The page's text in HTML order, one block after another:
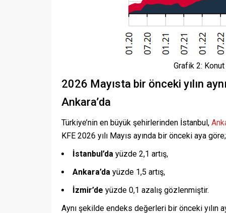
Grafik 2:
2026 Mayısta bir önceki yılın
Ankara’da
Türkiye’nin en büyük şehirlerinden İstanbul,
KFE 2026 yılı Mayıs ayında bir önceki aya göre;
İstanbul’da yüzde 2,1 artış,
Ankara’da yüzde 1,5 artış,
İzmir’de yüzde 0,1 azalış gözlenmiştir.
Aynı şekilde endeks değerleri bir önceki yılın